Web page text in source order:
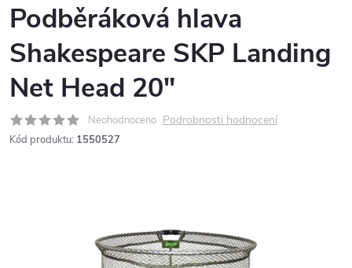
Podběráková hlava
Shakespeare SKP Landing
Net Head 20"
Neohodnoceno Podrobnosti hodnocení
Kód produktu: 1550527